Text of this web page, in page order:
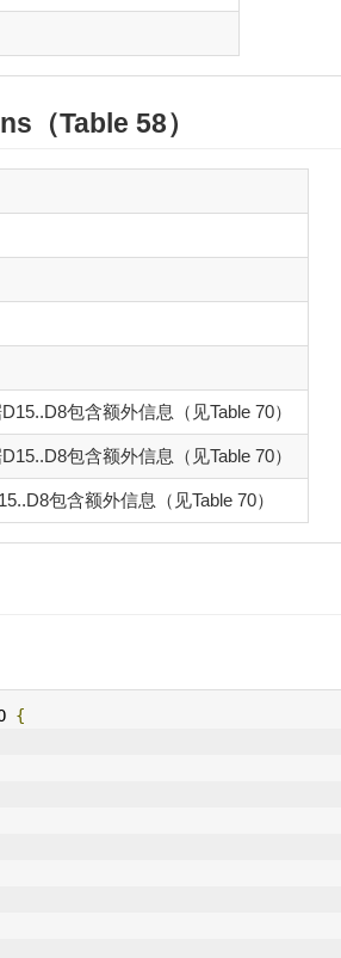
（Table 58）
包含额外信息（见Table 70）
包含额外信息（见Table 70）
包含额外信息（见Table 70）
{